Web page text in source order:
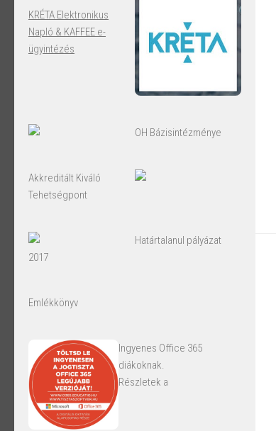
KRÉTA Elektronikus
Napló & KAFFEE e-
ügyintézés
OH Bázisintézménye
Akkreditált Kiváló
Tehetségpont
Határtalanul pályázat
2017
Emlékkönyv
Ingyenes Office 365
diákoknak.
Részletek a